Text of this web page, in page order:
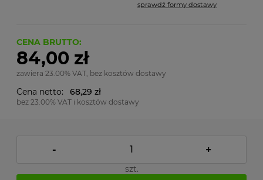
Cena nie zawiera ewentualnych kosztów płatności
sprawdź formy dostawy
CENA BRUTTO:
84,00 zł
zawiera 23.00% VAT, bez kosztów dostawy
Cena netto: 68,29 zł
bez 23.00% VAT i kosztów dostawy
- +
szt.